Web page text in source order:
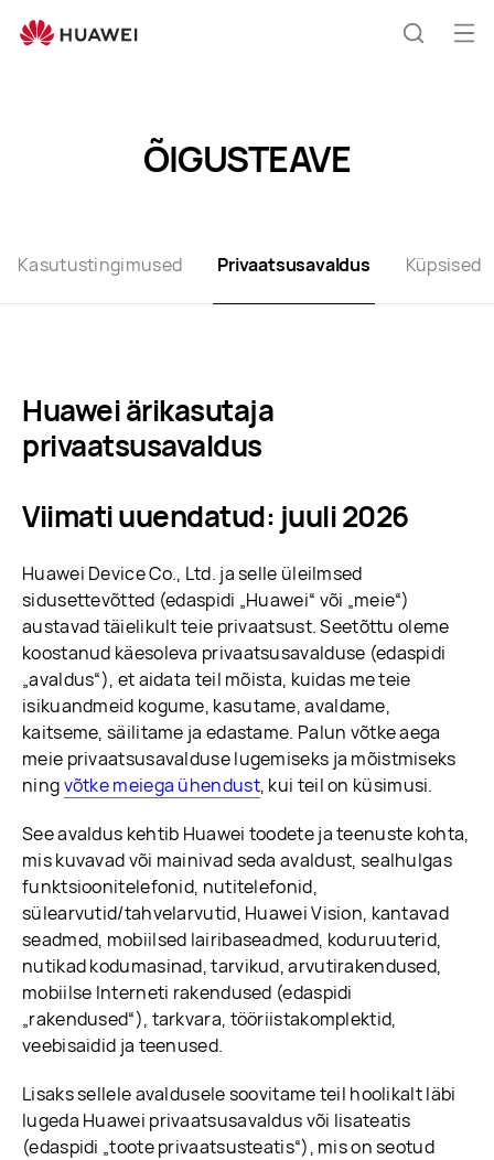
Policy
Ava
ÕIGUSTEAVE
Kasutustingimused Privaatsusavaldus Küpsised
Huawei ärikasutaja
privaatsusavaldus
Viimati uuendatud: juuli 2026
Huawei Device Co., Ltd. ja selle üleilmsed
sidusettevõtted (edaspidi „Huawei“ või „meie“)
austavad täielikult teie privaatsust. Seetõttu oleme
koostanud käesoleva privaatsusavalduse (edaspidi
„avaldus“), et aidata teil mõista, kuidas me teie
isikuandmeid kogume, kasutame, avaldame,
kaitseme, säilitame ja edastame. Palun võtke aega
meie privaatsusavalduse lugemiseks ja mõistmiseks
ningvõtke meiega ühendust, kui teil on küsimusi.
See avaldus kehtib Huawei toodete ja teenuste kohta,
mis kuvavad või mainivad seda avaldust, sealhulgas
funktsioonitelefonid, nutitelefonid,
sülearvutid/tahvelarvutid, Huawei Vision, kantavad
seadmed, mobiilsed lairibaseadmed, koduruuterid,
nutikad kodumasinad, tarvikud, arvutirakendused,
mobiilse Interneti rakendused (edaspidi
„rakendused“), tarkvara, tööriistakomplektid,
veebisaidid ja teenused.
Lisaks sellele avaldusele soovitame teil hoolikalt läbi
lugeda Huawei privaatsusavaldus või lisateatis
(edaspidi „toote privaatsusteatis“), mis on seotud